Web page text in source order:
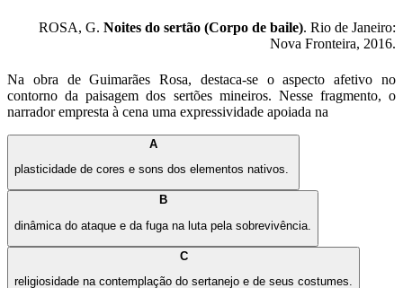
ROSA, G. Noites do sertão (Corpo de baile). Rio de Janeiro:
Nova Fronteira, 2016.
Na obra de Guimarães Rosa, destaca-se o aspecto afetivo no
contorno da paisagem dos sertões mineiros. Nesse fragmento, o
narrador empresta à cena uma expressividade apoiada na
A
plasticidade de cores e sons dos elementos nativos.
B
dinâmica do ataque e da fuga na luta pela sobrevivência.
C
religiosidade na contemplação do sertanejo e de seus costumes.